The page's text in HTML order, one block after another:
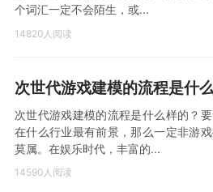
个词汇一定不会陌生，或...
14820人阅读
次世代游戏建模的流程是什
次世代游戏建模的流程是什么样的？
在什么行业最有前景，那么一定非游
莫属。在娱乐时代，丰富的...
14590人阅读